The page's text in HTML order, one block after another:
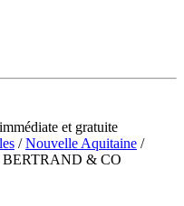
et gratuite
/Nouvelle Aquitaine /
BERTRAND & CO